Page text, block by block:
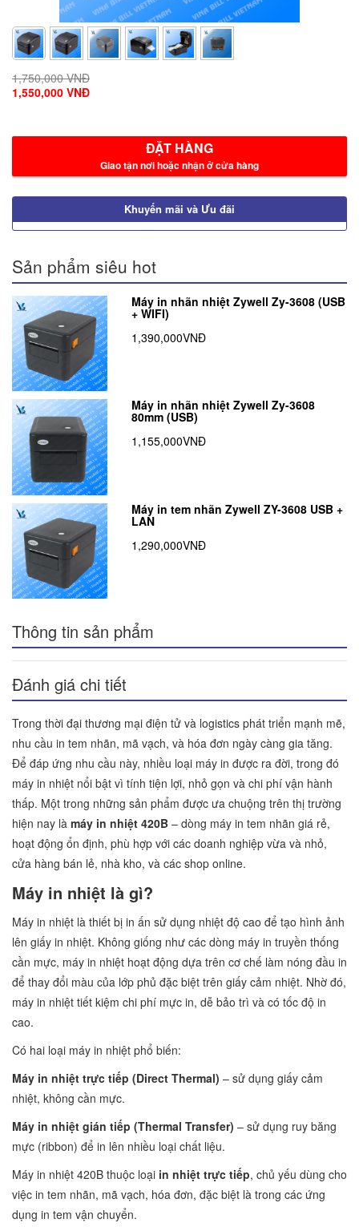
1,750,000 VNĐ
1,550,000 VNĐ
ĐẶT HÀNG
Giao tận nơi hoặc nhận ở cửa hàng
Khuyến mãi và Ưu đãi
Sản phẩm siêu hot
Máy in nhãn nhiệt Zywell Zy-3608 (USB
+ WIFI)
1,390,000VNĐ
Máy in nhãn nhiệt Zywell Zy-3608
80mm (USB)
1,155,000VNĐ
Máy in tem nhãn Zywell ZY-3608 USB +
LAN
1,290,000VNĐ
Thông tin sản phẩm
Đánh giá chi tiết
Trong thời đại thương mại điện tử và logistics phát triển mạnh mẽ,
nhu cầu in tem nhãn, mã vạch, và hóa đơn ngày càng gia tăng.
Để đáp ứng nhu cầu này, nhiều loại máy in được ra đời, trong đó
máy in nhiệt nổi bật vì tính tiện lợi, nhỏ gọn và chi phí vận hành
thấp. Một trong những sản phẩm được ưa chuộng trên thị trường
hiện nay là máy in nhiệt 420B – dòng máy in tem nhãn giá rẻ,
hoạt động ổn định, phù hợp với các doanh nghiệp vừa và nhỏ,
cửa hàng bán lẻ, nhà kho, và các shop online.
Máy in nhiệt là gì?
Máy in nhiệt là thiết bị in ấn sử dụng nhiệt độ cao để tạo hình ảnh
lên giấy in nhiệt. Không giống như các dòng máy in truyền thống
cần mực, máy in nhiệt hoạt động dựa trên cơ chế làm nóng đầu in
để thay đổi màu của lớp phủ đặc biệt trên giấy cảm nhiệt. Nhờ đó,
máy in nhiệt tiết kiệm chi phí mực in, dễ bảo trì và có tốc độ in
cao.
Có hai loại máy in nhiệt phổ biến:
Máy in nhiệt trực tiếp (Direct Thermal) – sử dụng giấy cảm
nhiệt, không cần mực.
Máy in nhiệt gián tiếp (Thermal Transfer) – sử dụng ruy băng
mực (ribbon) để in lên nhiều loại chất liệu.
Máy in nhiệt 420B thuộc loại in nhiệt trực tiếp, chủ yếu dùng cho
việc in tem nhãn, mã vạch, hóa đơn, đặc biệt là trong các ứng
dụng in tem vận chuyển.